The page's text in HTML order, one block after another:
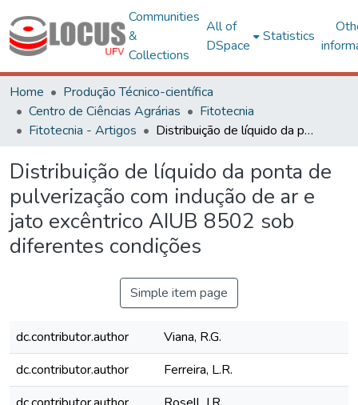
Communities
&
Collections
All of
DSpace
Statistics
Home
Produção Técnico-científica
Centro de Ciências Agrárias
Fitotecnia
Fitotecnia - Artigos
Distribuição de líquido da ponta de pulverização com indução de ar e jato excêntrico AIUB 8502 sob diferentes condições
Distribuição de líquido da ponta de
pulverização com indução de ar e
jato excêntrico AIUB 8502 sob
diferentes condições
Simple item page
dc.contributor.author
Viana, R.G.
dc.contributor.author
Ferreira, L.R.